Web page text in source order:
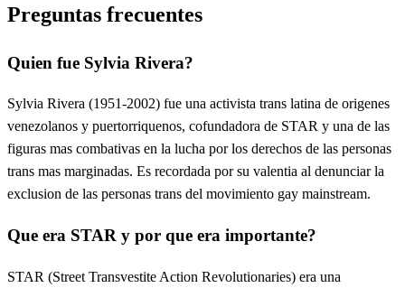
Preguntas frecuentes
Quien fue Sylvia Rivera?
Sylvia Rivera (1951-2002) fue una activista trans latina de origenes
venezolanos y puertorriquenos, cofundadora de STAR y una de las
figuras mas combativas en la lucha por los derechos de las personas
trans mas marginadas. Es recordada por su valentia al denunciar la
exclusion de las personas trans del movimiento gay mainstream.
Que era STAR y por que era importante?
STAR (Street Transvestite Action Revolutionaries) era una